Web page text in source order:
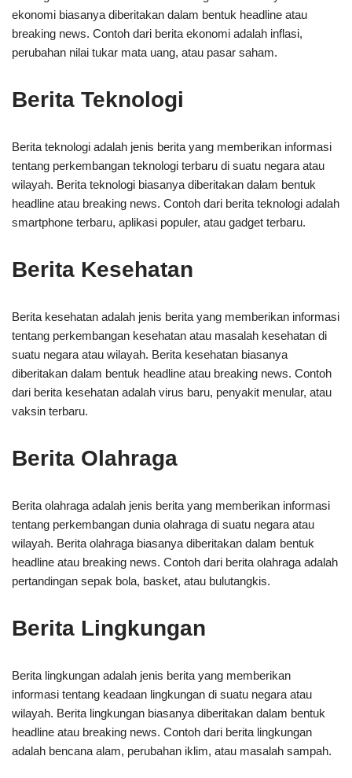
ekonomi biasanya diberitakan dalam bentuk headline atau
breaking news. Contoh dari berita ekonomi adalah inflasi,
perubahan nilai tukar mata uang, atau pasar saham.
Berita Teknologi
Berita teknologi adalah jenis berita yang memberikan informasi
tentang perkembangan teknologi terbaru di suatu negara atau
wilayah. Berita teknologi biasanya diberitakan dalam bentuk
headline atau breaking news. Contoh dari berita teknologi adalah
smartphone terbaru, aplikasi populer, atau gadget terbaru.
Berita Kesehatan
Berita kesehatan adalah jenis berita yang memberikan informasi
tentang perkembangan kesehatan atau masalah kesehatan di
suatu negara atau wilayah. Berita kesehatan biasanya
diberitakan dalam bentuk headline atau breaking news. Contoh
dari berita kesehatan adalah virus baru, penyakit menular, atau
vaksin terbaru.
Berita Olahraga
Berita olahraga adalah jenis berita yang memberikan informasi
tentang perkembangan dunia olahraga di suatu negara atau
wilayah. Berita olahraga biasanya diberitakan dalam bentuk
headline atau breaking news. Contoh dari berita olahraga adalah
pertandingan sepak bola, basket, atau bulutangkis.
Berita Lingkungan
Berita lingkungan adalah jenis berita yang memberikan
informasi tentang keadaan lingkungan di suatu negara atau
wilayah. Berita lingkungan biasanya diberitakan dalam bentuk
headline atau breaking news. Contoh dari berita lingkungan
adalah bencana alam, perubahan iklim, atau masalah sampah.